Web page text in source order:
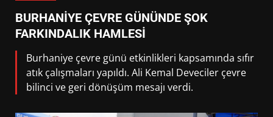
BURHANİYE ÇEVRE GÜNÜNDE ŞOK
FARKINDALIK HAMLESİ
Burhaniye çevre günü etkinlikleri kapsamında sıfır
atık çalışmaları yapıldı. Ali Kemal Deveciler çevre
bilinci ve geri dönüşüm mesajı verdi.